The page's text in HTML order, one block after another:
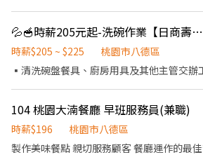
場： ．準備工作與其他餐廳相關事務。 ．
食材。 ．負責清理工作環境、設備和餐具。
的食材。 ．協助測量食材的容量與重量。
💦🥣時薪205元起-洗碗作業【日商壽司郎】桃園八德置地店
時薪$205 ~ $225
桃園市八德區
▪清洗碗盤餐具、廚房用具及其他主管交辦
104 桃園大湳餐廳 早班服務員(兼職)
時薪$196
桃園市八德區
製作美味餐點 親切服務顧客 餐廳運作的最